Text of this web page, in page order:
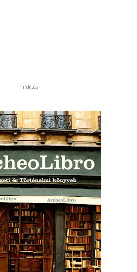
hirdetés